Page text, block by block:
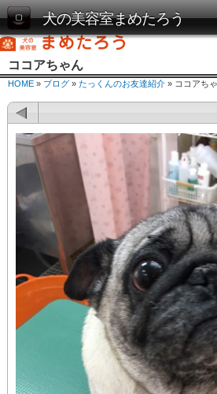
犬の美容室まめたろう
ココアちゃん
HOME » ブログ » たっくんのお友達紹介 » ココアち